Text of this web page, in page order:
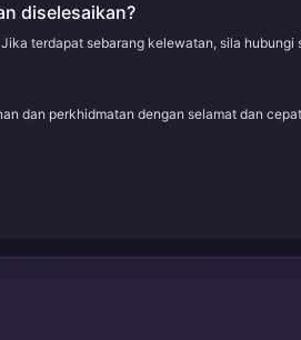
diselesaikan?
terdapat sebarang kelewatan, sila hubungi
dan perkhidmatan dengan selamat dan